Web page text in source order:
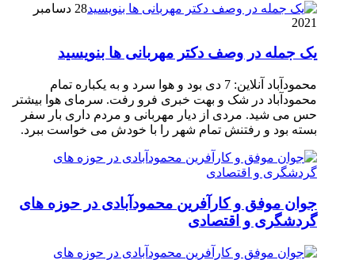
28 دسامبر
2021
یک جمله در وصف دکتر مهربانی ها بنویسید
محمودآباد آنلاین: 7 دی بود و هوا سرد و به یکباره تمام
محمودآباد در شک و بهت خبری فرو رفت. سرمای هوا بیشتر
حس می شید. مردی از دیار مهربانی و مردم داری بار سفر
بسته بود و رفتنش تمام شهر را با خودش می خواست ببرد.
جوان موفق و کارآفرین محمودآبادی در حوزه های
گردشگری و اقتصادی